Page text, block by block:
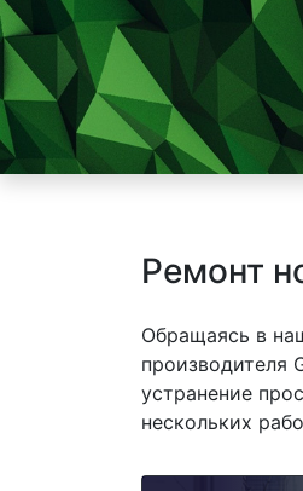
Ремонт
Обращаясь в
производителя
устранение
нескольких